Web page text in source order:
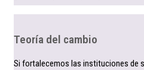
Teoría del cambio
Si fortalecemos las instituciones de